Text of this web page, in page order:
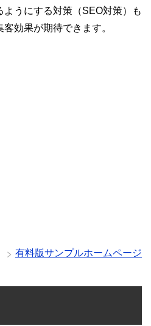
うにする対策（SEO対策）も
効果が期待できます。
有料版サンプルホームページ